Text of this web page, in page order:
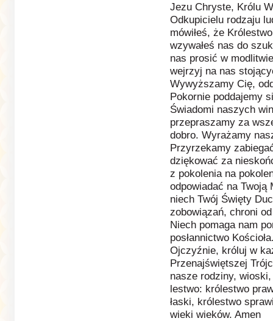
Jezu Chryste, Królu
Odkupicielu rodzaju
mówiłeś, że
wzywałeś nas do
nas prosić w
wejrzyj na nas
Wywyższamy Cię,
Pokornie poddajemy
Świadomi naszych
przepraszamy za
dobro. Wyrażamy
Przyrzekamy
dziękować za
z pokolenia na
odpowiadać na Twoją
niech Twój Święty
zobowiązań, chroni
Niech pomaga nam
posłannictwo
Ojczyźnie, króluj w
Przenajświętszej
nasze rodziny, wioski,
lestwo: królestwo
łaski, królestwo
wieki wieków. Amen